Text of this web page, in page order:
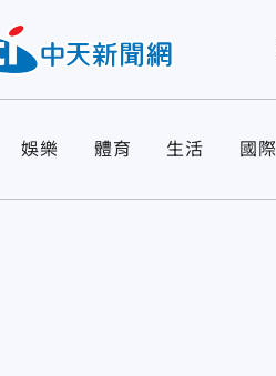
娛樂 體育 生活 國際